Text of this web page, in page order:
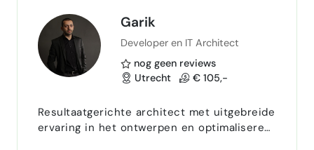
Garik
Developer en IT Architect
nog geen reviews
Utrecht
€ 105,-
Resultaatgerichte architect met uitgebreide
ervaring in het ontwerpen en optimaliseren